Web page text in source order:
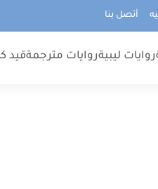
أتصل بنا
روايات ليبيةروايات مترجمةقيد